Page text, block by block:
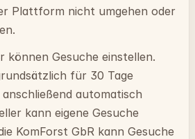
Plattform nicht umgehen oder
können Gesuche einstellen.
für 30 Tage
automatisch
kann eigene Gesuche
KomForst GbR kann Gesuche